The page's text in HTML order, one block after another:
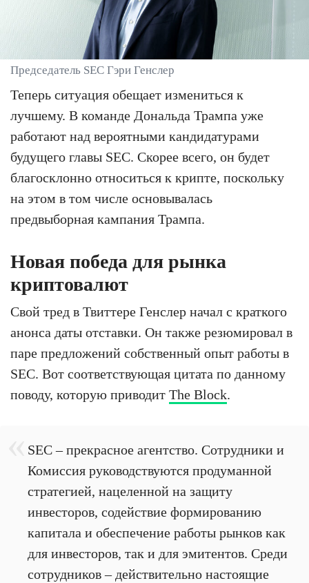
Председатель SEC Гэри Генслер
Теперь ситуация обещает измениться к
лучшему. В команде Дональда Трампа уже
работают над вероятными кандидатурами
будущего главы SEC. Скорее всего, он будет
благосклонно относиться к крипте, поскольку
на этом в том числе основывалась
предвыборная кампания Трампа.
Новая победа для рынка
криптовалют
Свой тред в Твиттере Генслер начал с краткого
анонса даты отставки. Он также резюмировал в
паре предложений собственный опыт работы в
SEC. Вот соответствующая цитата по данному
поводу, которую приводит The Block.
SEC – прекрасное агентство. Сотрудники и
Комиссия руководствуются продуманной
стратегией, нацеленной на защиту
инвесторов, содействие формированию
капитала и обеспечение работы рынков как
для инвесторов, так и для эмитентов. Среди
сотрудников – действительно настоящие